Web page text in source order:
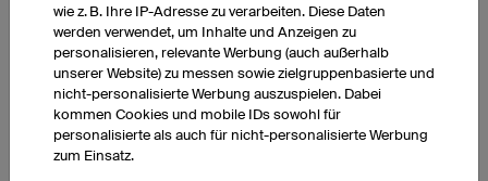
Basketball-Trikots selbst
gestalten
Socken
wie z. B. Ihre IP-Adresse zu verarbeiten. Diese Daten
werden verwendet, um Inhalte und Anzeigen zu
personalisieren, relevante Werbung (auch außerhalb
unserer Website) zu messen sowie zielgruppenbasierte und
nicht-personalisierte Werbung auszuspielen. Dabei
kommen Cookies und mobile IDs sowohl für
personalisierte als auch für nicht-personalisierte Werbung
zum Einsatz.